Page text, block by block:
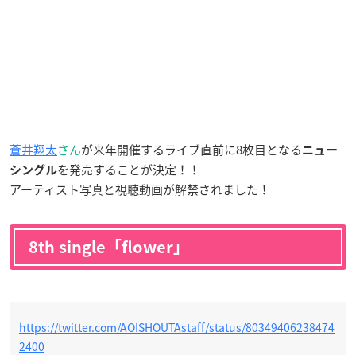
蒼井翔太さんが来年開催するライブ直前に8枚目となる ニュー
シングルを発売することが決定！！
アーティスト写真と視聴動画が解禁されました！
8th single「flower」
https://twitter.com/AOISHOUTAstaff/status/80349406238474
2400